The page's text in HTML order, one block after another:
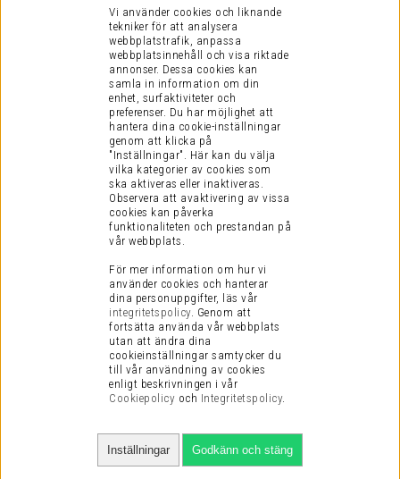
Du når oss på supporten:
support@ljudfokus.se
(vardagar kl 8-17)
KUNDINFORMATION
Vi är en certifierad E-handel
Vi använder cookies och liknande
tekniker för att analysera
webbplatstrafik, anpassa
webbplatsinnehåll och visa riktade
annonser. Dessa cookies kan
samla in information om din
enhet, surfaktiviteter och
preferenser. Du har möjlighet att
hantera dina cookie-inställningar
genom att klicka på
"Inställningar". Här kan du välja
vilka kategorier av cookies som
ska aktiveras eller inaktiveras.
Observera att avaktivering av vissa
cookies kan påverka
funktionaliteten och prestandan på
vår webbplats.
För mer information om hur vi
använder cookies och hanterar
dina personuppgifter, läs vår
integritetspolicy. Genom att
fortsätta använda vår webbplats
utan att ändra dina
cookieinställningar samtycker du
till vår användning av cookies
enligt beskrivningen i vår
Cookiepolicy och Integritetspolicy.
Inställningar Godkänn och stäng